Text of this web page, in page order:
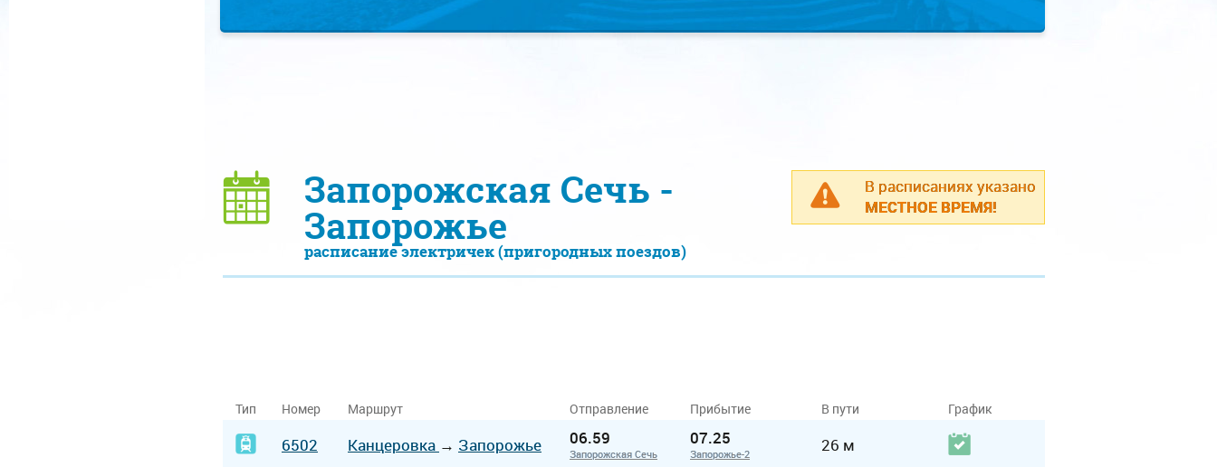
В расписаниях указано
МЕСТНОЕ ВРЕМЯ!
Запорожская Сечь -
Запорожье
расписание электричек (пригородных поездов)
Тип Номер Маршрут Отправление Прибытие В пути График
6502 Канцеровка → Запорожье 06.59
Запорожская Сечь
07.25
Запорожье-2 26 м